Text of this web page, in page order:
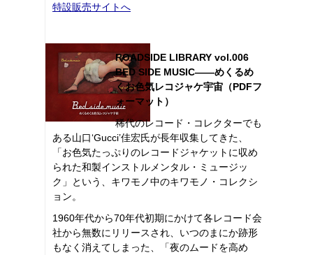
特設販売サイトへ
ROADSIDE LIBRARY vol.006
BED SIDE MUSIC――めくるめ
くお色気レコジャケ宇宙（PDFフ
ォーマット）
稀代のレコード・コレクターでも
ある山口‘Gucci’佳宏氏が長年収集してきた、
「お色気たっぷりのレコードジャケットに収め
られた和製インストルメンタル・ミュージッ
ク」という、キワモノ中のキワモノ・コレクシ
ョン。
1960年代から70年代初期にかけて各レコード会
社から無数にリリースされ、いつのまにか跡形
もなく消えてしまった、「夜のムードを高め